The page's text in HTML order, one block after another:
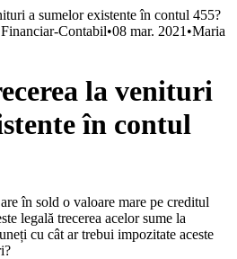
Financiar-Contabil•08 mar. 2021 •Maria
la venituri
în contul
în sold o valoare mare pe creditul
legală trecerea acelor sume la
cu cât ar trebui impozitate aceste